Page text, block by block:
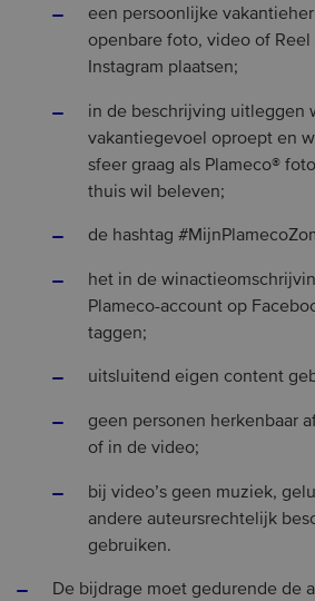
een persoonlijke
openbare foto, video of
Instagram plaatsen;
in de beschrijving uitleggen
vakantiegevoel oproept en
sfeer graag als Plameco®
thuis wil beleven;
de hashtag
het in de
Plameco-account op
taggen;
uitsluitend eigen content
geen personen herkenbaar
of in de video;
bij video’s geen muziek,
andere auteursrechtelijk
gebruiken.
De bijdrage moet gedurende de